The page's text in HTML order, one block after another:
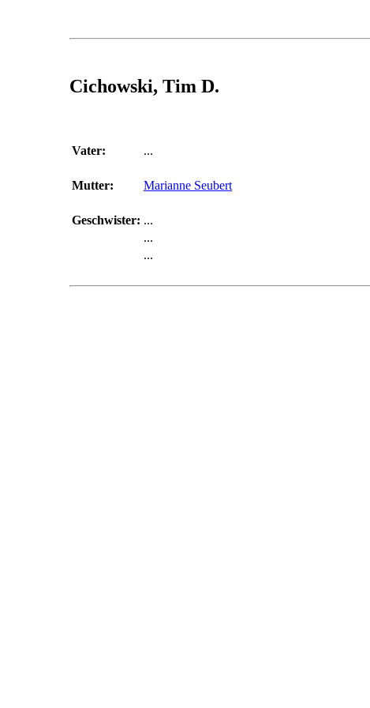
Cichowski, Tim D.
Vater: ...
Mutter: Marianne Seubert
Geschwister: ...
...
...